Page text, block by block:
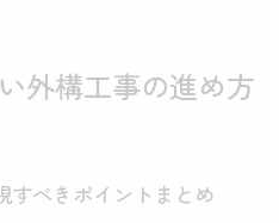
外構工事の進め方
すべきポイントまとめ